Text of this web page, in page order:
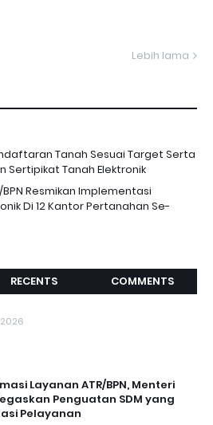
Lebih lama
Tanah Sesuai Target Serta
Tanah Elektronik
Resmikan Implementasi
Di 12 Kantor Pertanahan Se-
RECENTS COMMENTS
Layanan ATR/BPN, Menteri
Penguatan SDM yang
Pelayanan